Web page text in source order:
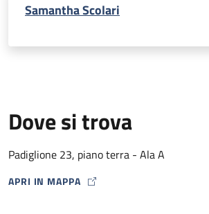
Samantha Scolari
Dove si trova
Padiglione 23, piano terra - Ala A
APRI IN MAPPA
MAP ICON